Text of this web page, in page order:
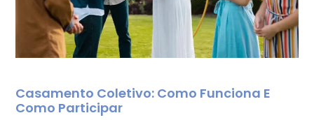
Casamento Coletivo: Como Funciona E
Como Participar